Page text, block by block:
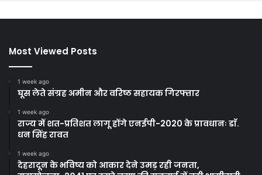
Most Viewed Posts
1 week ago
घूस लेते संग्रह अमीन और वरिष्ठ सहायक गिरफ्तार
1 week ago
राज्य में शत-प्रतिशत लागू होंगे एनईपी-2020 के प्रावधानः डाॅ.
धन सिंह रावत
1 week ago
देहरादून के भविष्य को आकार देने उमड़ रही जनता,